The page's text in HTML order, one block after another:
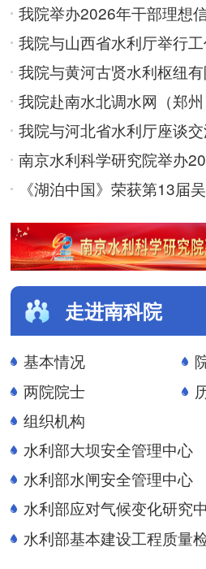
我院举办2026年干部理想
我院与山西省水利厅举行
走进南科院
基本情况
两院院士
组织机构
水利部大坝安全管理中心
水利部水闸安全管理中心
水利部应对气候变化研究
水利部基本建设工程质量